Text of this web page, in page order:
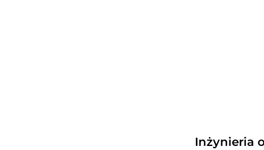
Inżynieria